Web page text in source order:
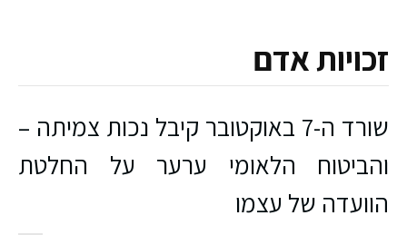
זכויות אדם
שורד ה-7 באוקטובר קיבל נכות צמיתה –
והביטוח הלאומי ערער על החלטת
הוועדה של עצמו